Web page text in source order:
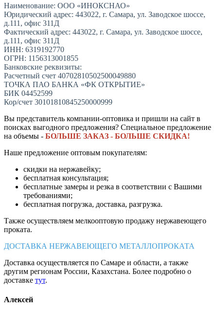
Наименование: ООО «ИНОКСНАО»
Юридический адрес: 443022, г. Самара, ул. Заводское шоссе,
д.111, офис 311Д
Фактический адрес: 443022, г. Самара, ул. Заводское шоссе,
д.111, офис 311Д
ИНН: 6319192770
ОГРН: 1156313001855
Банковские реквизиты:
Расчетный счет 40702810502500049880
ТОЧКА ПАО БАНКА «ФК ОТКРЫТИЕ»
БИК 04452599
Кор/счет 30101810845250000999
Вы представитель компании-оптовика и пришли на сайт в
поисках выгодного предложения? Специальное предложение
на объемы - БОЛЬШЕ ЗАКАЗ - БОЛЬШЕ СКИДКА!
Наше предложение оптовым покупателям:
скидки на нержавейку;
бесплатная консультация;
бесплатные замеры и резка в соответствии с Вашими
требованиями;
бесплатная погрузка, доставка, разгрузка.
Также осуществляем мелкооптовую продажу нержавеющего
проката.
ДОСТАВКА НЕРЖАВЕЮЩЕГО МЕТАЛЛОПРОКАТА
Доставка осуществляется по Самаре и области, а также
другим регионам России, Казахстана. Более подробно о
доставке тут.
Алексей